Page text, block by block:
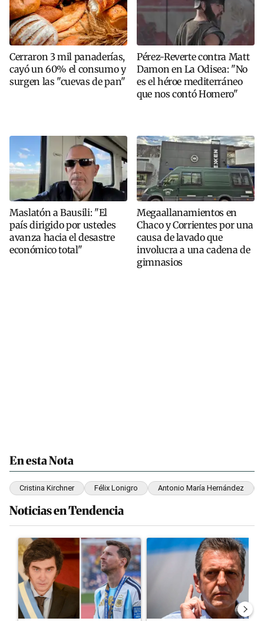
Cerraron 3 mil panaderías,
cayó un 60% el consumo y
surgen las "cuevas de pan"
Pérez-Reverte contra Matt
Damon en La Odisea: "No
es el héroe mediterráneo
que nos contó Homero"
Maslatón a Bausili: "El
país dirigido por ustedes
avanza hacia el desastre
económico total"
Megaallanamientos en
Chaco y Corrientes por una
causa de lavado que
involucra a una cadena de
gimnasios
En esta Nota
Cristina Kirchner Félix Lonigro Antonio María Hernández
Noticias en Tendencia
Este listado muestra los artículos con más comentarios en los
Un artículo de tendencia con el título "Milei despidió a Jorge
Un artículo de tendencia con